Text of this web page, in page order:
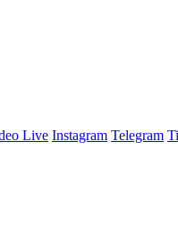
Live Instagram Telegram